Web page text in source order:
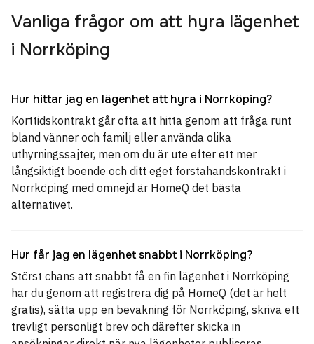
Vanliga frågor om att hyra lägenhet
i Norrköping
Hur hittar jag en lägenhet att hyra i Norrköping?
Korttidskontrakt går ofta att hitta genom att fråga runt
bland vänner och familj eller använda olika
uthyrningssajter, men om du är ute efter ett mer
långsiktigt boende och ditt eget förstahandskontrakt i
Norrköping med omnejd är HomeQ det bästa
alternativet.
Hur får jag en lägenhet snabbt i Norrköping?
Störst chans att snabbt få en fin lägenhet i Norrköping
har du genom att registrera dig på HomeQ (det är helt
gratis), sätta upp en bevakning för Norrköping, skriva ett
trevligt personligt brev och därefter skicka in